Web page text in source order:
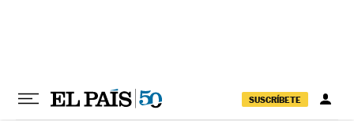
SUSCRÍBETE